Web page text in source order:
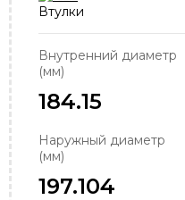
order@podshipnik-nn.ru
Втулки
Внутренний диаметр
(мм)
184.15
Наружный диаметр
(мм)
197.104